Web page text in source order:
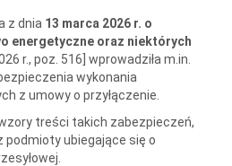
z dnia 13 marca 2026 r. o
energetyczne oraz niektórych
r., poz. 516] wprowadziła m.in.
wykonania
z umowy o przyłączenie.
treści takich zabezpieczeń,
ubiegające się o